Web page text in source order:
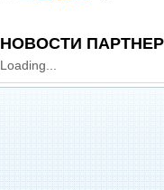
НОВОСТИ
Loading...